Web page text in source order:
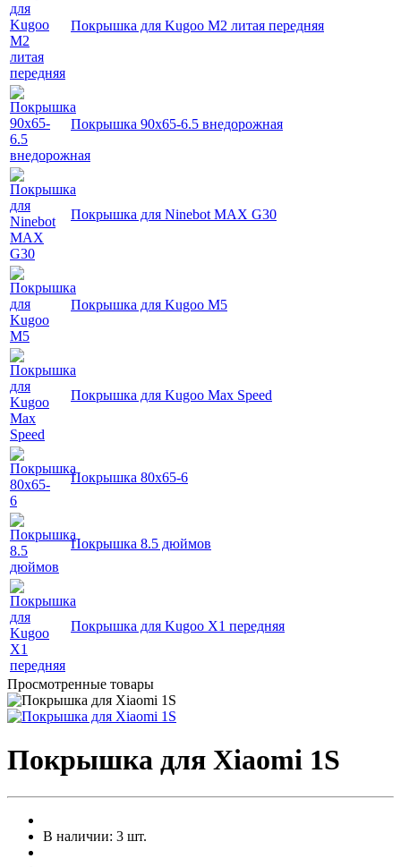
Покрышка для Kugoo M2 литая передняя
Покрышка 90x65-6.5 внедорожная
Покрышка для Ninebot MAX G30
Покрышка для Kugoo M5
Покрышка для Kugoo Max Speed
Покрышка 80x65-6
Покрышка 8.5 дюймов
Покрышка для Kugoo X1 передняя
Просмотренные товары
Покрышка для Xiaomi 1S
В наличии: 3 шт.